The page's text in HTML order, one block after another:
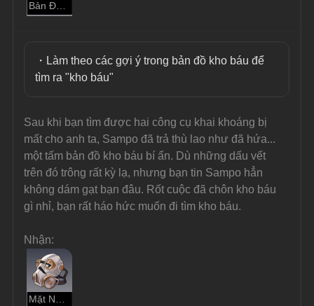
Bản Đồ Kho Báu
・Làm theo các gợi ý trong bản đồ kho báu để
tìm ra "kho báu"
Sau khi bạn tìm được hai công cụ khai khoáng bị
mất cho anh ta, Sampo đã trả thù lao như đã hứa...
một tấm bản đồ kho báu bí ẩn. Dù những dấu vết
trên đó trông rất kỳ lạ, nhưng bạn tin Sampo hẳn
không dám gạt bạn đâu. Rốt cuộc đã chôn kho báu
gì nhỉ, bạn rất háo hức muốn đi tìm kho báu.
Nhận:
Mặt Nạ Thở Chống Bụi